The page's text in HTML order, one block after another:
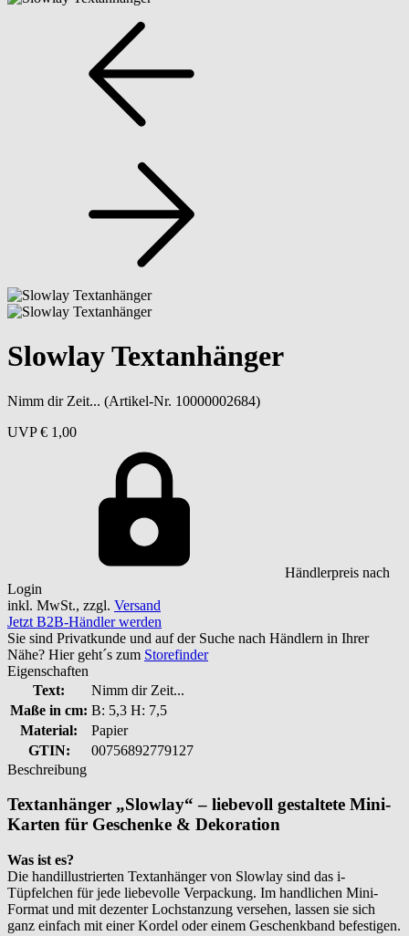
Slowlay Textanhänger
Nimm dir Zeit... (Artikel-Nr. 10000002684)
UVP € 1,00
Händlerpreis nach
Login
inkl. MwSt., zzgl. Versand
Jetzt B2B-Händler werden
Sie sind Privatkunde und auf der Suche nach Händlern in Ihrer
Nähe? Hier geht´s zum Storefinder
Eigenschaften
Text:
Nimm dir Zeit...
Maße in cm: B: 5,3 H: 7,5
Material:
Papier
GTIN:
00756892779127
Beschreibung
Textanhänger „Slowlay“ – liebevoll gestaltete Mini-
Karten für Geschenke & Dekoration
Was ist es?
Die handillustrierten Textanhänger von Slowlay sind das i-
Tüpfelchen für jede liebevolle Verpackung. Im handlichen Mini-
Format und mit dezenter Lochstanzung versehen, lassen sie sich
ganz einfach mit einer Kordel oder einem Geschenkband befestigen.